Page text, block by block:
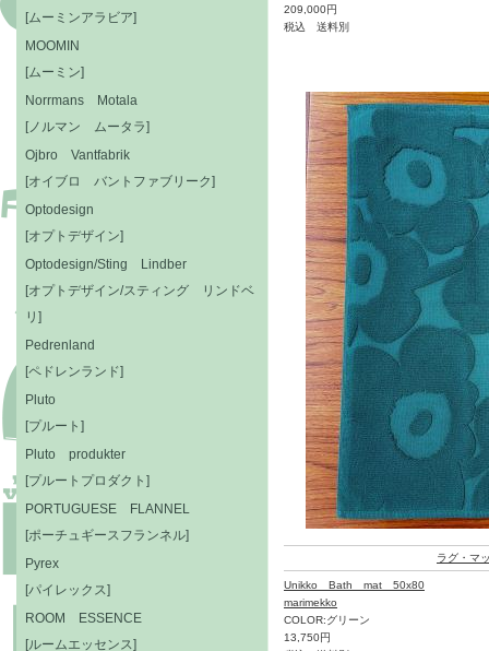
209,000円
税込 送料別
ラグ・マ
Unikko Bath mat 50x80
marimekko
COLOR:グリーン
13,750円
[ムーミンアラビア]
MOOMIN
[ムーミン]
Norrmans Motala
[ノルマン ムータラ]
Ojbro Vantfabrik
[オイブロ バントファブリーク]
Optodesign
[オプトデザイン]
Optodesign/Sting Lindber
[オプトデザイン/スティング リンドベ
リ]
Pedrenland
[ペドレンランド]
Pluto
[プルート]
Pluto produkter
[プルートプロダクト]
PORTUGUESE FLANNEL
[ポーチュギースフランネル]
Pyrex
[パイレックス]
ROOM ESSENCE
[ルームエッセンス]